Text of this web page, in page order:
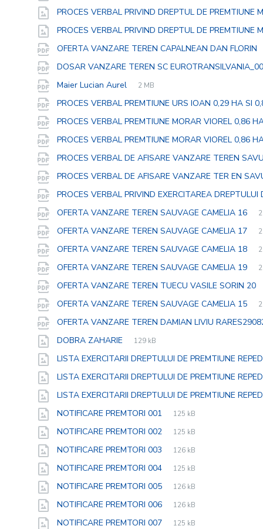
PROCES VERBAL PRIVIND DREPTUL DE PREMTIUNE
PROCES VERBAL PRIVIND DREPTUL DE PREMTIUNE
OFERTA VANZARE TEREN CAPALNEAN DAN FLORIN
DOSAR VANZARE TEREN SC
Maier Lucian Aurel
File
pdf
File
2 MB
PROCES VERBAL PREMTIUNE URS IOAN 0,29 HA SI
PROCES VERBAL PREMTIUNE MORAR VIOREL 0,86
PROCES VERBAL PREMTIUNE MORAR VIOREL 0,86
PROCES VERBAL DE AFISARE VANZARE TEREN
PROCES VERBAL DE AFISARE VANZARE TER EN
PROCES VERBAL PRIVIND EXERCITAREA
OFERTA VANZARE TEREN SAUVAGE CAMELIA 16
OFERTA VANZARE TEREN SAUVAGE CAMELIA 17
OFERTA VANZARE TEREN SAUVAGE CAMELIA 18
OFERTA VANZARE TEREN SAUVAGE CAMELIA 19
OFERTA VANZARE TEREN TUECU VASILE SORIN 20
OFERTA VANZARE TEREN SAUVAGE CAMELIA 15
OFERTA VANZARE TEREN DAMIAN LIVIU
DOBRA ZAHARIE
File
jpg
File
129 kB
LISTA EXERCITARII DREPTULUI DE PREMTIUNE
LISTA EXERCITARII DREPTULUI DE PREMTIUNE
LISTA EXERCITARII DREPTULUI DE PREMTIUNE
NOTIFICARE PREMTORI 001
File
jpg
File
125 kB
NOTIFICARE PREMTORI 002
File
jpg
File
125 kB
NOTIFICARE PREMTORI 003
File
jpg
File
126 kB
NOTIFICARE PREMTORI 004
File
jpg
File
125 kB
NOTIFICARE PREMTORI 005
File
jpg
File
126 kB
NOTIFICARE PREMTORI 006
File
jpg
File
126 kB
NOTIFICARE PREMTORI 007
File
jpg
File
125 kB